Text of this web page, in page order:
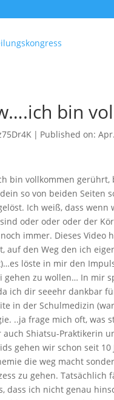
bin
| Published on:
bin vollkommen
so von beiden Seiten
Ich weiß, dass
oder oder oder der
immer. Dieses Video
auf den Weg den ich
löste in mir den
gehen zu wollen… In mir
ich dir seeehr dankbar
in der Schulmedizin
..ja frage mich oft, was
auch Shiatsu-Praktikerin
gehen wir schon seit
die weg macht
zu gehen.
dass ich nicht genau